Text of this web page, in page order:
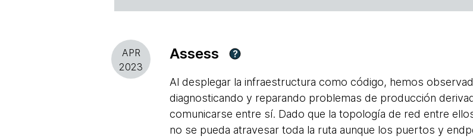
APR
2023
Assess ?
Al desplegar la infraestructura como código, hemos
diagnosticando y reparando problemas de producción
comunicarse entre sí. Dado que la topología de red entre
no se pueda atravesar toda la ruta aunque los puertos y